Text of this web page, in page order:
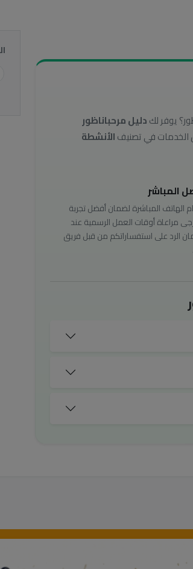
يوفر لكدليل مرحباناظور
الأنشطة
المباشر
الهاتف المباشرة لضمان أفضل تجربة
مراعاة أوقات العمل الرسمية عند
الرد على استفساراتكم من قبل فريق